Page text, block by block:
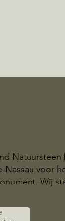
Natuursteen
Nassau voor
Wij